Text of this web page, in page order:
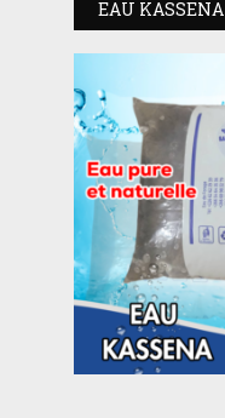
EAU KASSENA